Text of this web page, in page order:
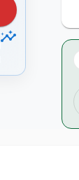
insights